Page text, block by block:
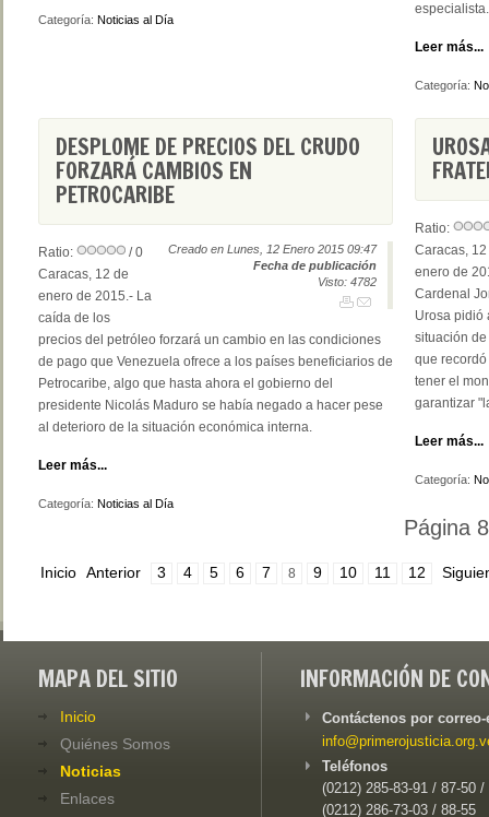
Categoría: Noticias al Día
especialista.
Leer más...
Categoría:
DESPLOME DE PRECIOS DEL CRUDO
FORZARÁ CAMBIOS EN
PETROCARIBE
Creado en Lunes, 12 Enero 2015 09:47
Fecha de publicación
Visto: 4782
Ratio:
/ 0
Caracas, 12 de
enero de 2015.- La
caída de los
precios del petróleo forzará un cambio en las condiciones
de pago que Venezuela ofrece a los países beneficiarios de
Petrocaribe, algo que hasta ahora el gobierno del
presidente Nicolás Maduro se había negado a hacer pese
al deterioro de la situación económica interna.
Leer más...
Categoría: Noticias al Día
Ratio:
Caracas,
enero de
Cardenal
Urosa pidió
situación
que
tener el
garantizar
Leer más...
Categoría:
Página
Inicio Anterior 3 4 5 6 7 8 9 10 11 12
MAPA DEL SITIO
Inicio
Quiénes Somos
Noticias
Enlaces
INFORMACIÓN DE
Contáctenos por
Teléfonos
(0212) 285-83-91 / 87-50 /
(0212) 286-73-03 / 88-55